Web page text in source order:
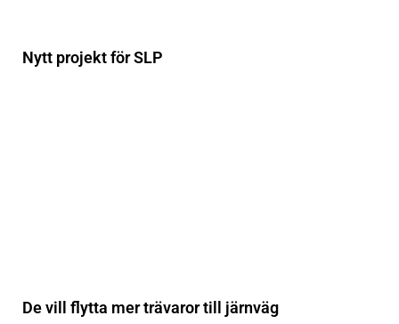
Nytt projekt för SLP
De vill flytta mer trävaror till järnväg